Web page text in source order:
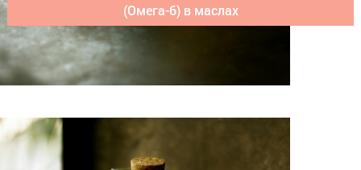
(Омега-6) в маслах